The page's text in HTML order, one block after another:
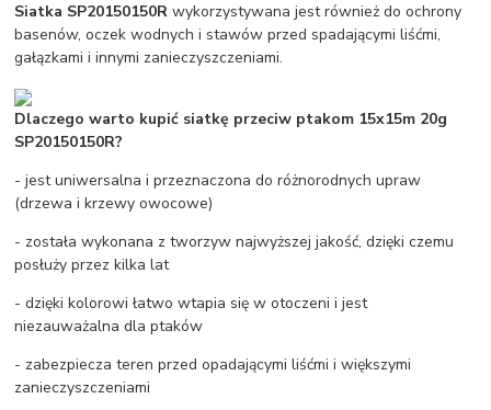
Siatka SP20150150R wykorzystywana jest również do ochrony
basenów, oczek wodnych i stawów przed spadającymi liśćmi,
gałązkami i innymi zanieczyszczeniami.
Dlaczego warto kupić siatkę przeciw ptakom 15x15m 20g
SP20150150R?
- jest uniwersalna i przeznaczona do różnorodnych upraw
(drzewa i krzewy owocowe)
- została wykonana z tworzyw najwyższej jakość, dzięki czemu
posłuży przez kilka lat
- dzięki kolorowi łatwo wtapia się w otoczeni i jest
niezauważalna dla ptaków
- zabezpiecza teren przed opadającymi liśćmi i większymi
zanieczyszczeniami